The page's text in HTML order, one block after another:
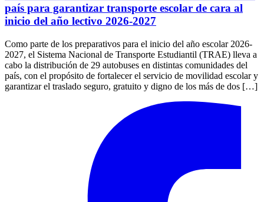
país para garantizar transporte escolar de cara al
inicio del año lectivo 2026-2027
Como parte de los preparativos para el inicio del año escolar 2026-
2027, el Sistema Nacional de Transporte Estudiantil (TRAE) lleva a
cabo la distribución de 29 autobuses en distintas comunidades del
país, con el propósito de fortalecer el servicio de movilidad escolar y
garantizar el traslado seguro, gratuito y digno de los más de dos […]